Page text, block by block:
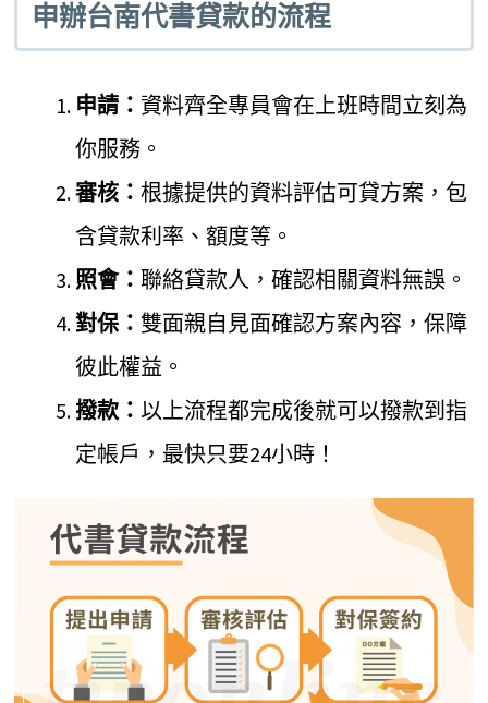
申辦台南代書貸款的流程
申請： 資料齊全專員會在上班時間立刻為
你服務。
審核：根據提供的資料評估可貸方案，包
含貸款利率、額度等。
照會：聯絡貸款人，確認相關資料無誤。
對保：雙面親自見面確認方案內容，保障
彼此權益。
撥款： 以上流程都完成後就可以撥款到指
定帳戶，最快只要24小時！